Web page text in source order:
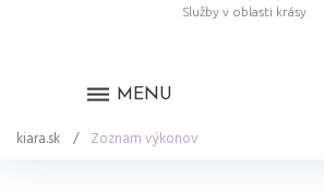
Služby v oblasti krásy
MENU
kiara.sk / Zoznam výkonov